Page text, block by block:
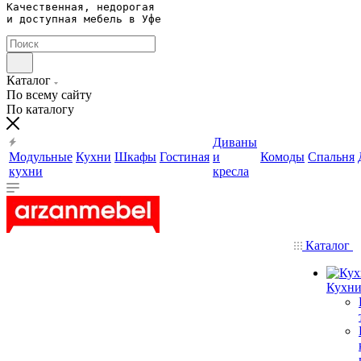
Качественная, недорогая
и доступная мебель в Уфе
Каталог
По всему сайту
По каталогу
Модульные
кухни
Кухни Шкафы Гостиная
Диваны
и
кресла
Комоды Спальня
Каталог
Кухни